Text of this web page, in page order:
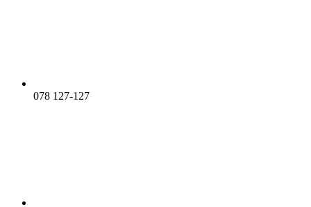
078 127-127